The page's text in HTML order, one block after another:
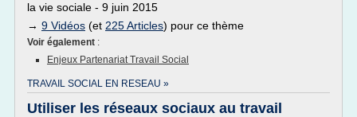
la vie sociale - 9 juin 2015
→ 9 Vidéos (et 225 Articles) pour ce thème
Voir également :
Enjeux Partenariat Travail Social
TRAVAIL SOCIAL EN RESEAU »
Utiliser les réseaux sociaux au travail